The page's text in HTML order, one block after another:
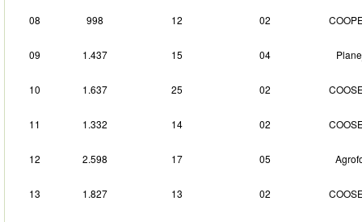
08 998 12 02
09 1.437 15 04
10 1.637 25 02
11 1.332 14 02
12 2.598 17 05
13 1.827 13 02